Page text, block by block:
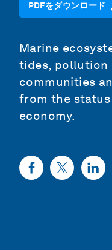
PDFをダウンロード
Marine
tides, pollution
communities
from the status
economy.